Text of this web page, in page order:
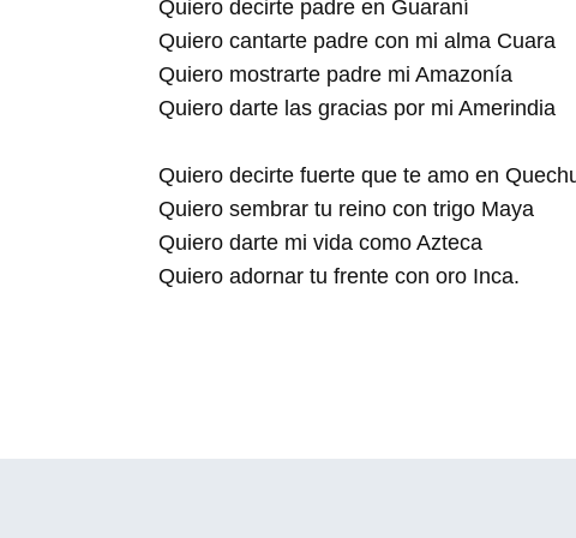
Quiero decirte padre en Guaraní
Quiero cantarte padre con mi alma Cuara
Quiero mostrarte padre mi Amazonía
Quiero darte las gracias por mi Amerindia
Quiero decirte fuerte que te amo en
Quiero sembrar tu reino con trigo Maya
Quiero darte mi vida como Azteca
Quiero adornar tu frente con oro Inca.